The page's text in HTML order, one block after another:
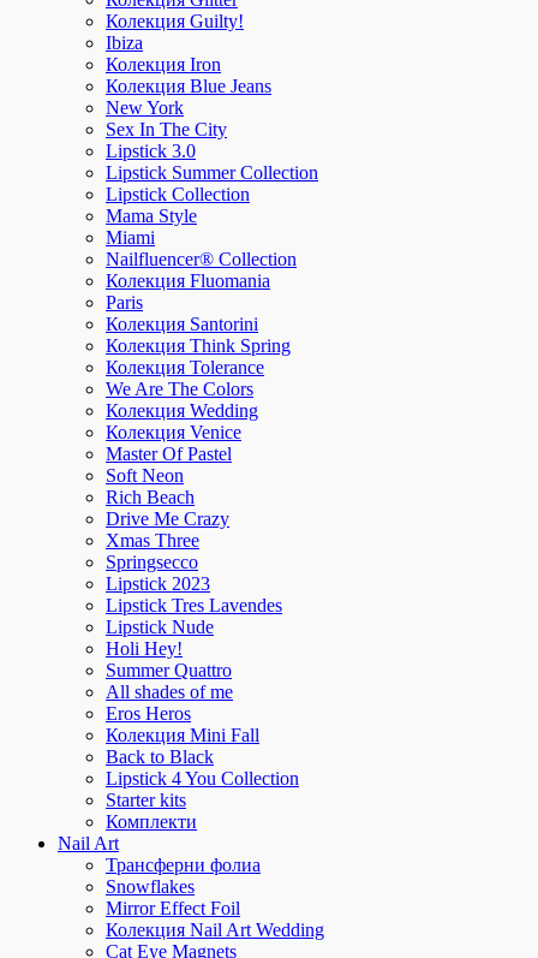
Колекция Guilty!
Ibiza
Колекция Iron
Колекция Blue Jeans
New York
Sex In The City
Lipstick 3.0
Lipstick Summer Collection
Lipstick Collection
Mama Style
Miami
Nailfluencer® Collection
Колекция Fluomania
Paris
Колекция Santorini
Колекция Think Spring
Колекция Tolerance
We Are The Colors
Колекция Wedding
Колекция Venice
Master Of Pastel
Soft Neon
Rich Beach
Drive Me Crazy
Xmas Three
Springsecco
Lipstick 2023
Lipstick Tres Lavendes
Lipstick Nude
Holi Hey!
Summer Quattro
All shades of me
Eros Heros
Колекция Mini Fall
Back to Black
Lipstick 4 You Collection
Starter kits
Комплекти
Nail Art
Трансферни фолиа
Snowflakes
Mirror Effect Foil
Колекция Nail Art Wedding
Cat Eye Magnets